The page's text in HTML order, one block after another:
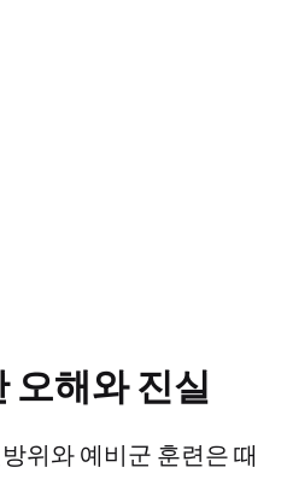
오해와 진실
위와 예비군 훈련은 때